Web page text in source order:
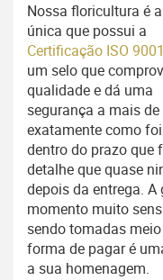
Nossa floricultura é a
única que possui a
Certificação ISO 9001
um selo que
qualidade e dá uma
segurança a mais
exatamente como
dentro do prazo que
detalhe que quase
depois da entrega. A
momento muito
sendo tomadas
forma de pagar é
a sua homenagem.